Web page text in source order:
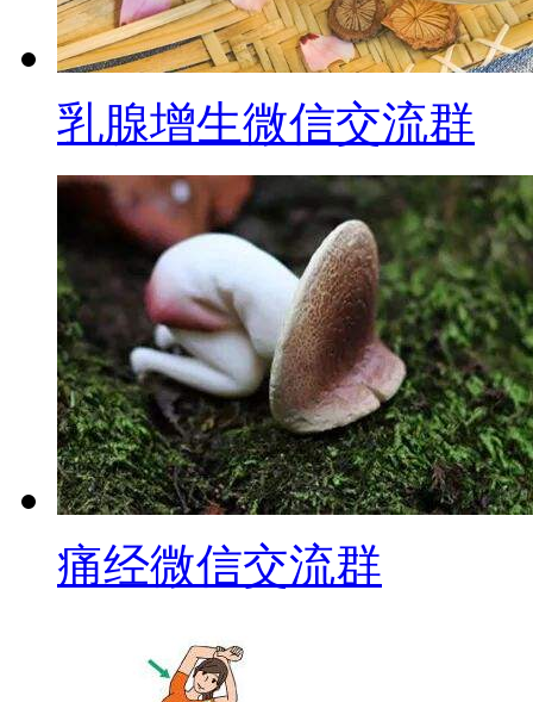
乳腺增生微信交流群
痛经微信交流群